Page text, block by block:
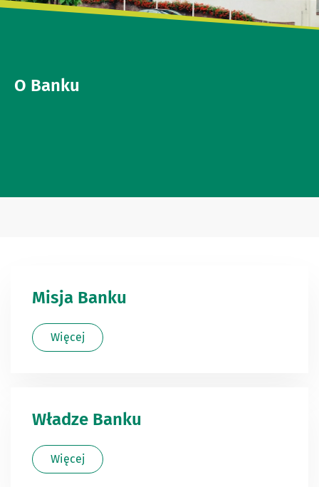
O Banku
Misja Banku
Więcej
Władze Banku
Więcej